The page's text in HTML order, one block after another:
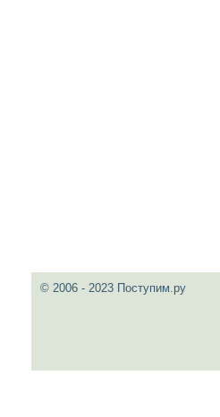
© 2006 - 2023 Поступим.ру